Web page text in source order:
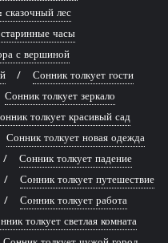
сказочный лес
часы
с вершиной
Сонник толкует гости
Сонник толкует зеркало
толкует красивый сад
Сонник толкует новая одежда
Сонник толкует падение
Сонник толкует путешествие
Сонник толкует работа
толкует светлая комната